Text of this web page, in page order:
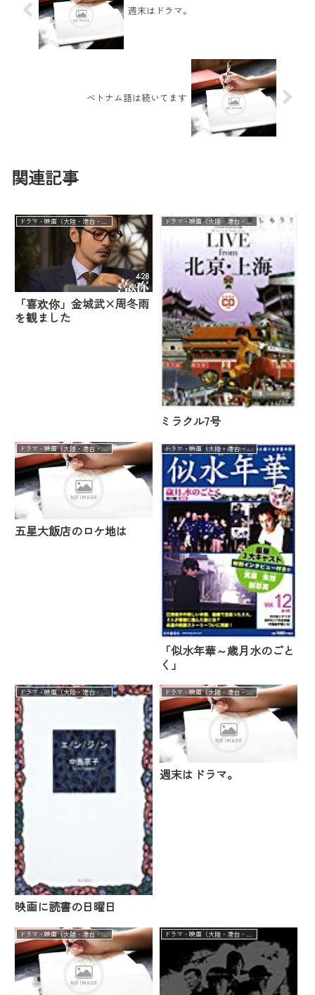
週末はドラマ。
ベトナム語は続いてます
関連記事
ドラマ・映画（大陸・港台・華流）
「喜欢你」金城武×周冬雨
を観ました
ドラマ・映画（大陸・港台・華流）
ミラクル7号
ドラマ・映画（大陸・港台・華流）
五星大飯店のロケ地は
ドラマ・映画（大陸・港台・華流）
「似水年華～歳月水のごと
く」
ドラマ・映画（大陸・港台・華流）
映画に読書の日曜日
ドラマ・映画（大陸・港台・華流）
週末はドラマ。
ドラマ・映画（大陸・港台・華流） ドラマ・映画（大陸・港台・華流）